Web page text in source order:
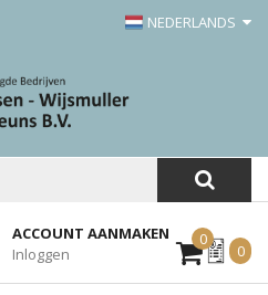
NEDERLANDS
ACCOUNT AANMAKEN
Inloggen
0Mijn
Offerte
0